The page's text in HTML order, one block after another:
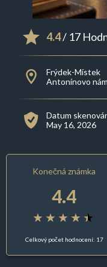
4.4/ 17
Frýdek-Místek
Antonínovo
Datum
May 16, 2026
Konečná známka
4.4
Celkový počet hodnocení: 17